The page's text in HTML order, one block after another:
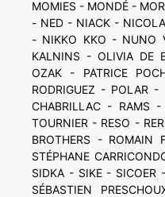
MOMIES - MONDÉ -
- NED - NIACK -
- NIKKO KKO - NUNO
KALNINS - OLIVIA DE
OZAK - PATRICE
RODRIGUEZ - POLAR
CHABRILLAC - RAMS -
TOURNIER - RESO -
BROTHERS - ROMAIN
STÉPHANE
SIDKA - SIKE -
SÉBASTIEN